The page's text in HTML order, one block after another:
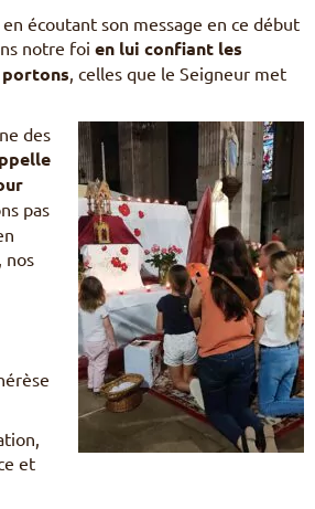
écoutant son message en ce début
notre foi en lui confiant les
, celles que le Seigneur met
des
pas
nos
et